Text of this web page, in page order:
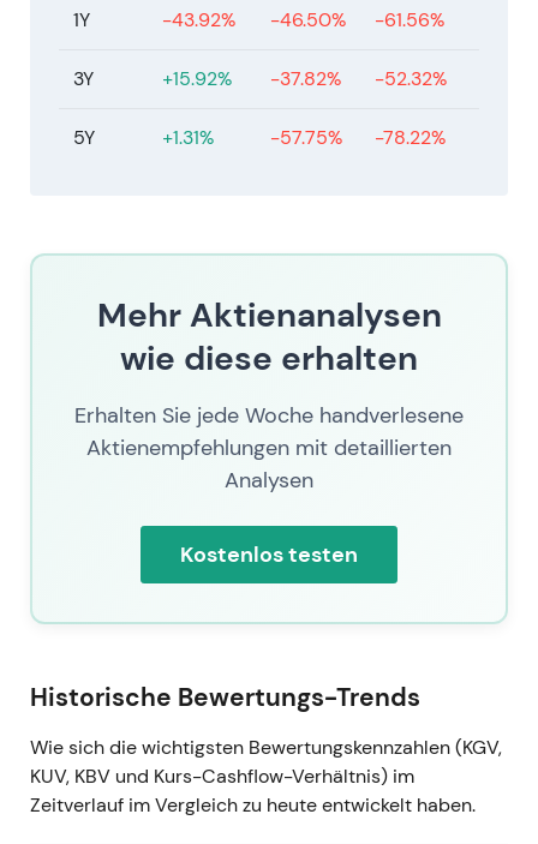
Bewertungsmultiples [47],[46] [50].
Rückkäufe gestützter Aufwärtstrend bei
episodischem Aufwärtspotenzial bei positiven
1Y -43.92% -46.50% -61.56%
3Y +15.92% -37.82% -52.32%
5Y +1.31% -57.75% -78.22%
Mehr Aktienanalysen
wie diese erhalten
Erhalten Sie jede Woche handverlesene
Aktienempfehlungen mit detaillierten
Analysen
Kostenlos testen
Historische Bewertungs-Trends
Wie sich die wichtigsten Bewertungskennzahlen (KGV,
KUV, KBV und Kurs-Cashflow-Verhältnis) im
Zeitverlauf im Vergleich zu heute entwickelt haben.